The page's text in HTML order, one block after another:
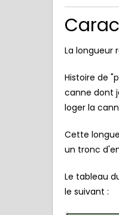
La longueur
Histoire de
canne dont
loger la
Cette
un tronc
Le tableau
le suivant :